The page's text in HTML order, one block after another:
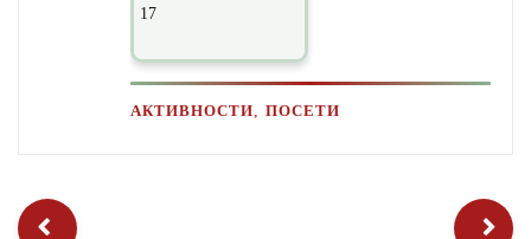
АКТИВНОСТИ ,ПОСЕТИ